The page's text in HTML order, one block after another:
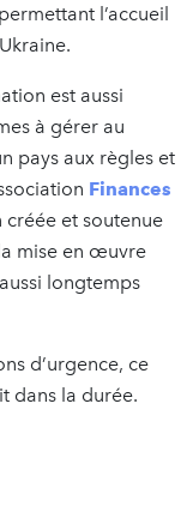
l’accueil
est aussi
à gérer au
pays aux règles et
Finances
et soutenue
mise en œuvre
longtemps
d’urgence, ce
dans la durée.